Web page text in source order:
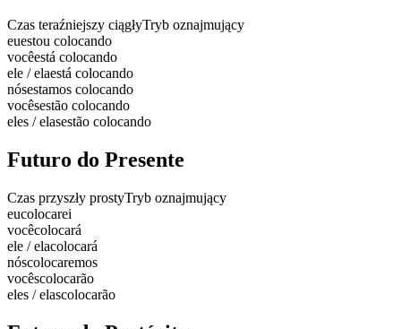
Czas teraźniejszy ciągłyTryb oznajmujący
euestou colocando
vocêestá colocando
ele / elaestá colocando
nósestamos colocando
vocêsestão colocando
eles / elasestão colocando
Futuro do Presente
Czas przyszły prostyTryb oznajmujący
eucolocarei
vocêcolocará
ele / elacolocará
nóscolocaremos
vocêscolocarão
eles / elascolocarão